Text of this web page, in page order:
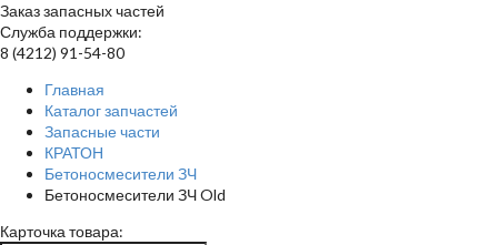
Заказ запасных частей
Служба поддержки:
8 (4212) 91-54-80
Главная
Каталог запчастей
Запасные части
КРАТОН
Бетоносмесители ЗЧ
Бетоносмесители ЗЧ Old
Карточка товара: